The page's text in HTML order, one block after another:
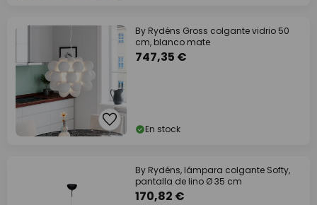
By Rydéns Gross colgante vidrio 50
cm, blanco mate
747,35 €
En stock
By Rydéns, lámpara colgante Softy,
pantalla de lino Ø 35 cm
170,82 €